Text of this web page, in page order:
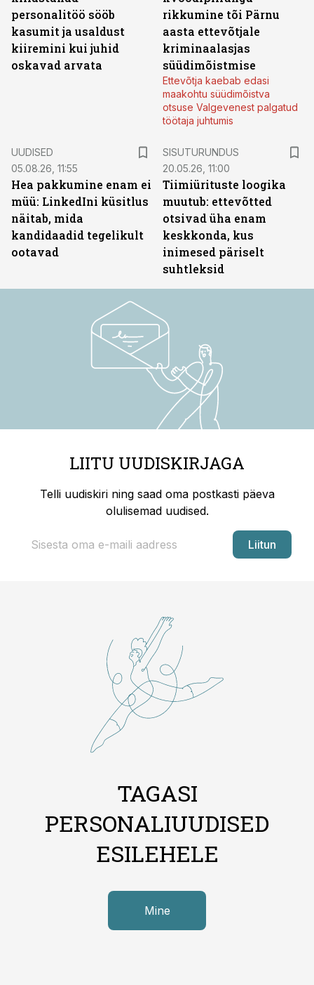
personalitöö sööb
kasumit ja usaldust
kiiremini kui juhid
oskavad arvata
rikkumine tõi Pärnu
aasta ettevõtjale
kriminaalasjas
süüdimõistmise
Ettevõtja kaebab edasi
maakohtu süüdimõistva
otsuse Valgevenest palgatud
töötaja juhtumis
UUDISED
05.08.26, 11:55
Hea pakkumine enam ei
müü: LinkedIni küsitlus
näitab, mida
kandidaadid tegelikult
ootavad
SISUTURUNDUS
20.05.26, 11:00
Tiimiürituste loogika
muutub: ettevõtted
otsivad üha enam
keskkonda, kus
inimesed päriselt
suhtleksid
LIITU UUDISKIRJAGA
Telli uudiskiri ning saad oma postkasti päeva
olulisemad uudised.
Liitun
TAGASI
PERSONALIUUDISED
ESILEHELE
Mine